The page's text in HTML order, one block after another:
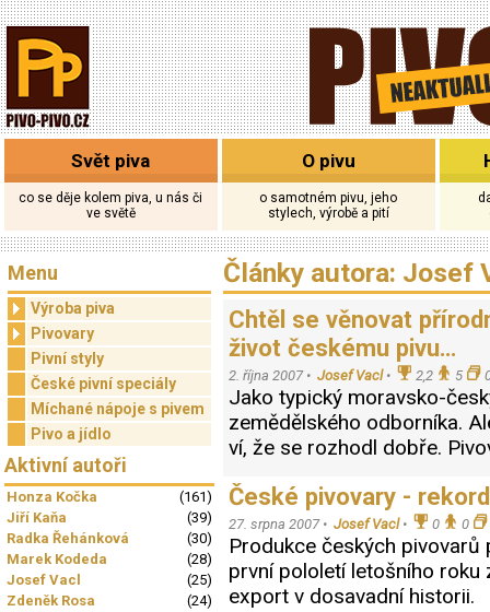
Svět piva
co se děje kolem piva, u nás či
ve světě
O pivu
o samotném pivu, jeho
stylech, výrobě a pití
Menu
Výroba piva
Pivovary
Pivní styly
České pivní speciály
Míchané nápoje s pivem
Pivo a jídlo
Aktivní autoři
Honza Kočka
(161)
Jiří Kaňa
(39)
Radka Řehánková
(30)
Marek Kodeda
(28)
Josef Vacl
(25)
Zdeněk Rosa
(24)
Články autora: Josef
Chtěl se věnovat
život českému pivu…
2. října 2007 • Josef Vacl• 2,2 5
Jako typický moravsko-
zemědělského odborníka.
ví, že se rozhodl dobře.
České pivovary -
27. srpna 2007 • Josef Vacl• 0 0
Produkce českých pivovarů
první pololetí letošního roku
export v dosavadní historii.